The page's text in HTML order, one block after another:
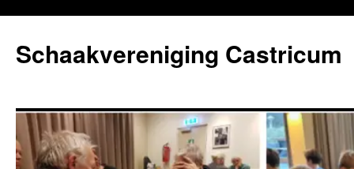
de
inhoud
Schaakvereniging Castricum